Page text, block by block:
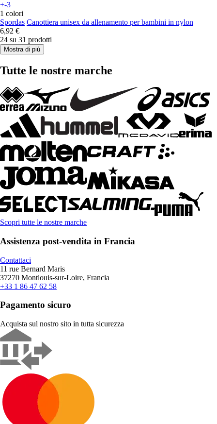
+-3
1 colori
Spordas Canottiera unisex da allenamento per bambini in nylon
6,92 €
24 su 31 prodotti
Mostra di più
Tutte le nostre marche
Scopri tutte le nostre marche
Assistenza post-vendita in Francia
Contattaci
11 rue Bernard Maris
37270 Montlouis-sur-Loire, Francia
+33 1 86 47 62 58
Pagamento sicuro
Acquista sul nostro sito in tutta sicurezza